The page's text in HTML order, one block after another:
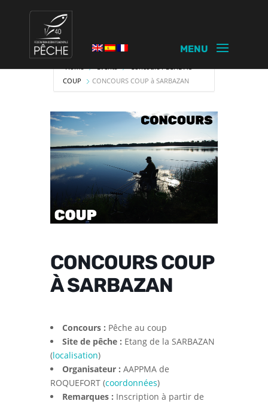
Home Events
Concours PECHE AU
COUP
CONCOURS COUP à SARBAZAN
CONCOURS COUP
À SARBAZAN
Concours : Pêche au coup
Site de pêche : Etang de la SARBAZAN
(localisation)
Organisateur : AAPPMA de
ROQUEFORT (coordonnées)
Remarques : Inscription à partir de